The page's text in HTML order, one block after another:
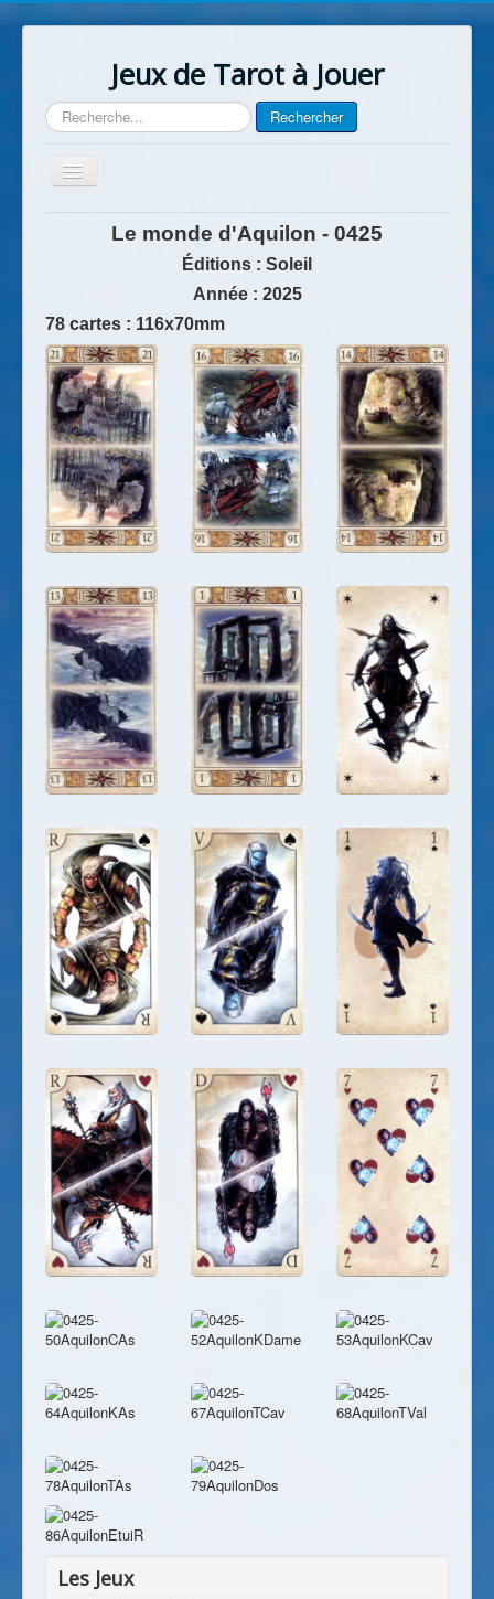
Jeux de Tarot à Jouer
Rechercher Rechercher
Basculer
la
Le monde d'Aquilon - 0425
Éditions : Soleil
Année : 2025
78 cartes : 116x70mm
Les Jeux